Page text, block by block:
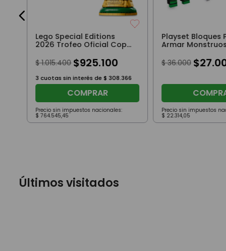
Lego Special Editions
2026 Trofeo Oficial Copa
Mundial FIFA 2842 Piezas
$ 1.015.400 $925.100
3 cuotas sin interés de $ 308.366
COMPRAR
Precio sin impuestos nacionales:
$ 764.545,45
Playset Bloques
Armar
$ 36.000 $27.
Precio sin impuestos
$ 22.314,05
Últimos visitados